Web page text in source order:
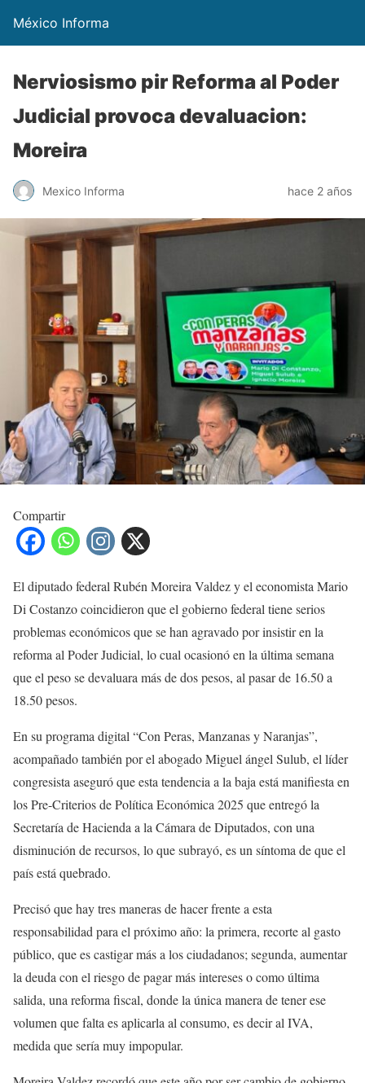
México Informa
Nerviosismo pir Reforma al Poder
Judicial provoca devaluacion:
Moreira
Mexico Informa hace 2 años
Compartir
El diputado federal Rubén Moreira Valdez y el economista Mario
Di Costanzo coincidieron que el gobierno federal tiene serios
problemas económicos que se han agravado por insistir en la
reforma al Poder Judicial, lo cual ocasionó en la última semana
que el peso se devaluara más de dos pesos, al pasar de 16.50 a
18.50 pesos.
En su programa digital “Con Peras, Manzanas y Naranjas”,
acompañado también por el abogado Miguel ángel Sulub, el líder
congresista aseguró que esta tendencia a la baja está manifiesta en
los Pre-Criterios de Política Económica 2025 que entregó la
Secretaría de Hacienda a la Cámara de Diputados, con una
disminución de recursos, lo que subrayó, es un síntoma de que el
país está quebrado.
Precisó que hay tres maneras de hacer frente a esta
responsabilidad para el próximo año: la primera, recorte al gasto
público, que es castigar más a los ciudadanos; segunda, aumentar
la deuda con el riesgo de pagar más intereses o como última
salida, una reforma fiscal, donde la única manera de tener ese
volumen que falta es aplicarla al consumo, es decir al IVA,
medida que sería muy impopular.